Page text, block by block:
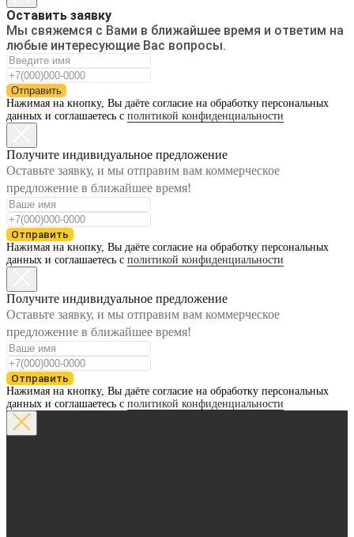
Оставить заявку
Мы свяжемся с Вами в ближайшее время и ответим на
любые интересующие Вас вопросы.
Отправить
Нажимая на кнопку, Вы даёте согласие на обработку персональных
данных и соглашаетесь с политикой конфиденциальности
Получите индивидуальное предложение
Оставьте заявку, и мы отправим вам коммерческое
предложение в ближайшее время!
Отправить
Нажимая на кнопку, Вы даёте согласие на обработку персональных
данных и соглашаетесь с политикой конфиденциальности
Получите индивидуальное предложение
Оставьте заявку, и мы отправим вам коммерческое
предложение в ближайшее время!
Отправить
Нажимая на кнопку, Вы даёте согласие на обработку персональных
данных и соглашаетесь с политикой конфиденциальности